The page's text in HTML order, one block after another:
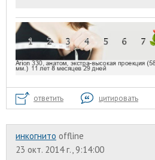
ответить цитировать
инкогнито offline
23 окт. 2014 г., 9:14:00